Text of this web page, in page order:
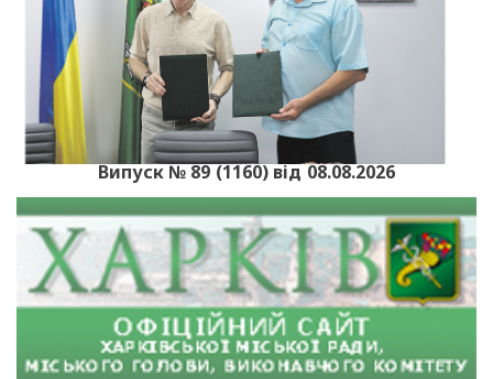
Випуск № 89 (1160) від 08.08.2026